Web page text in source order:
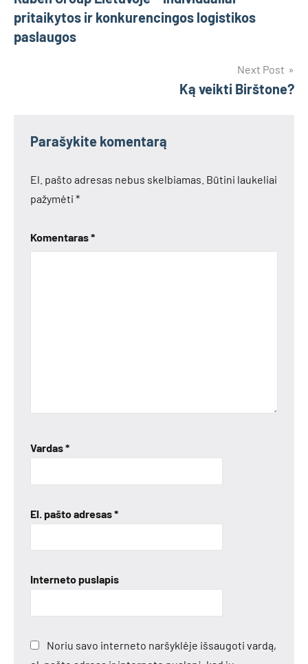
tarp
įrašų
pritaikytos ir konkurencingos logistikos
paslaugos
Next Post
Ką veikti Birštone?
Parašykite komentarą
El. pašto adresas nebus skelbiamas. Būtini laukeliai
pažymėti *
Komentaras*
Vardas*
El. pašto adresas*
Interneto puslapis
Noriu savo interneto naršyklėje išsaugoti vardą,